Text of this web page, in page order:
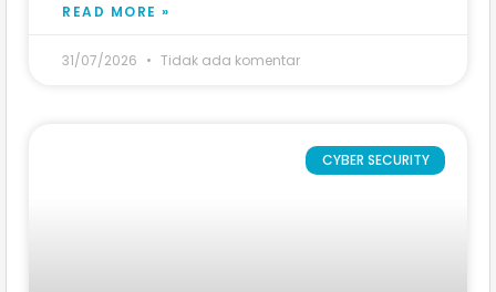
READ MORE »
31/07/2026 Tidak ada komentar
CYBER SECURITY